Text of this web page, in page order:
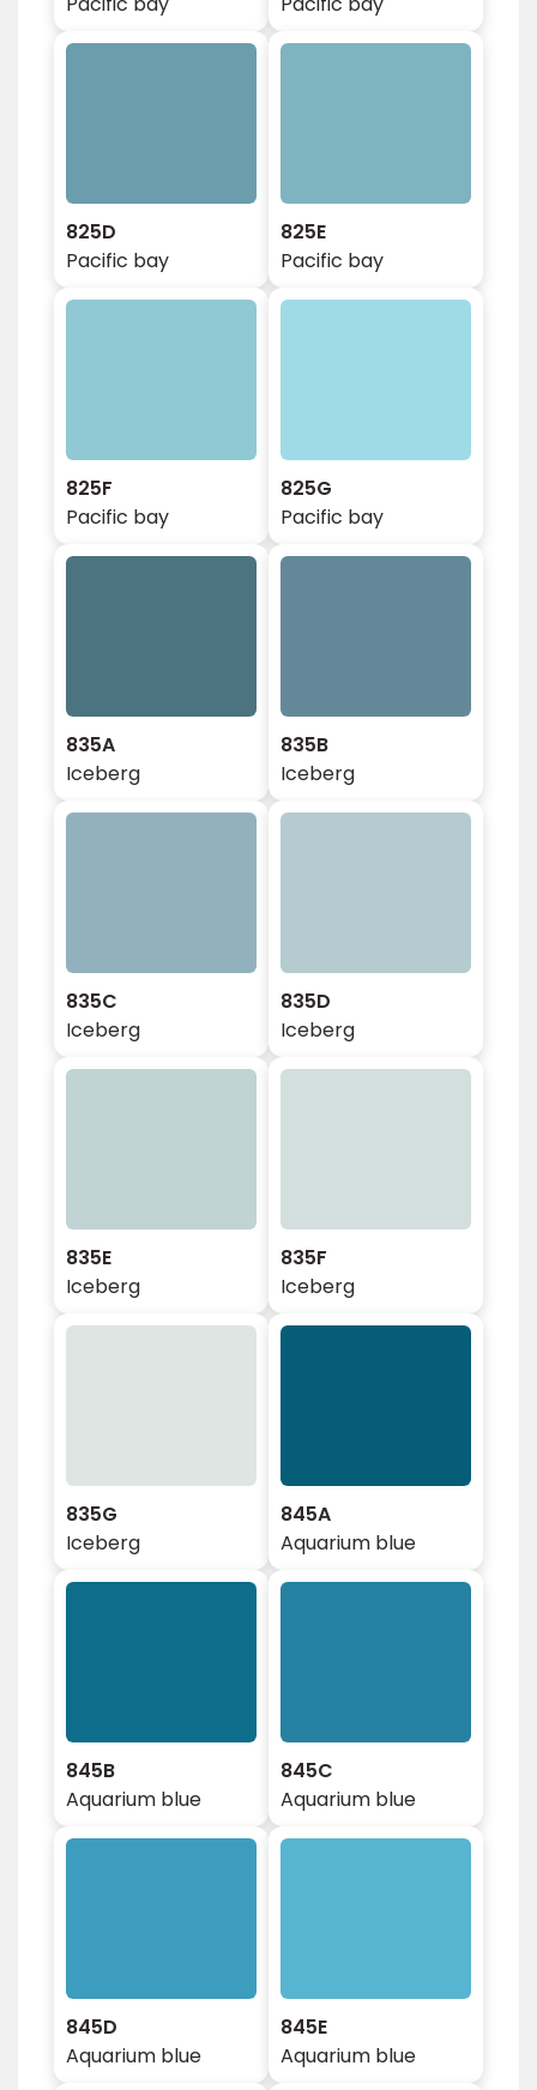
825D
Pacific bay
825E
Pacific bay
825F
Pacific bay
825G
Pacific bay
835A
Iceberg
835B
Iceberg
835C
Iceberg
835D
Iceberg
835E
Iceberg
835F
Iceberg
835G
Iceberg
845A
Aquarium blue
845B
Aquarium blue
845C
Aquarium blue
845D
Aquarium blue
845E
Aquarium blue